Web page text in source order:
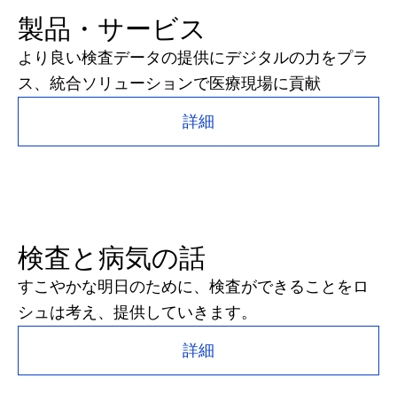
製品・サービス
より良い検査データの提供にデジタルの力をプラ
ス、統合ソリューションで医療現場に貢献
詳細
検査と病気の話
すこやかな明日のために、検査ができることをロ
シュは考え、提供していきます。
詳細